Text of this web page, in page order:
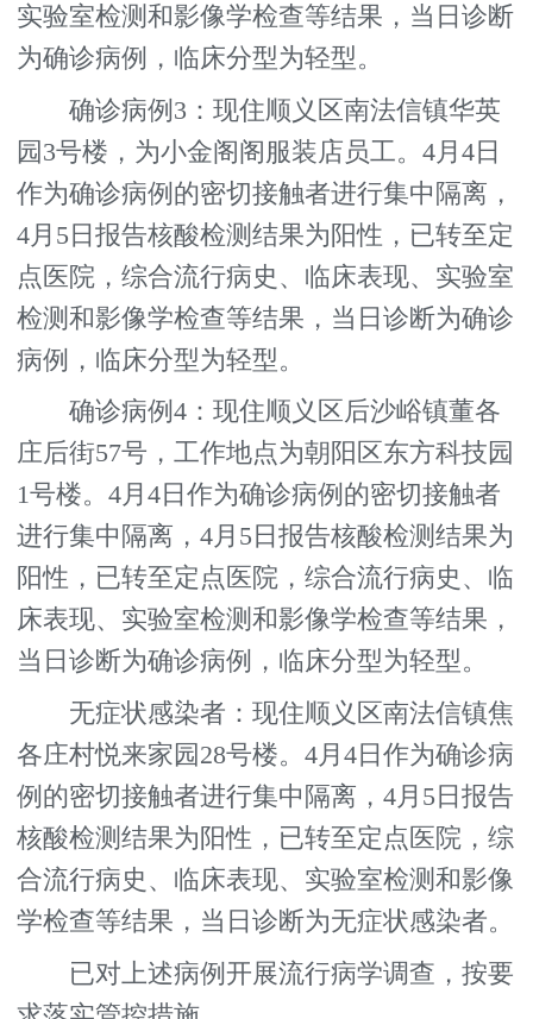
实验室检测和影像学检查等结果，当日诊断
为确诊病例，临床分型为轻型。
确诊病例3：现住顺义区南法信镇华英
园3号楼，为小金阁阁服装店员工。4月4日
作为确诊病例的密切接触者进行集中隔离，
4月5日报告核酸检测结果为阳性，已转至定
点医院，综合流行病史、临床表现、实验室
检测和影像学检查等结果，当日诊断为确诊
病例，临床分型为轻型。
确诊病例4：现住顺义区后沙峪镇董各
庄后街57号，工作地点为朝阳区东方科技园
1号楼。4月4日作为确诊病例的密切接触者
进行集中隔离，4月5日报告核酸检测结果为
阳性，已转至定点医院，综合流行病史、临
床表现、实验室检测和影像学检查等结果，
当日诊断为确诊病例，临床分型为轻型。
无症状感染者：现住顺义区南法信镇焦
各庄村悦来家园28号楼。4月4日作为确诊病
例的密切接触者进行集中隔离，4月5日报告
核酸检测结果为阳性，已转至定点医院，综
合流行病史、临床表现、实验室检测和影像
学检查等结果，当日诊断为无症状感染者。
已对上述病例开展流行病学调查，按要